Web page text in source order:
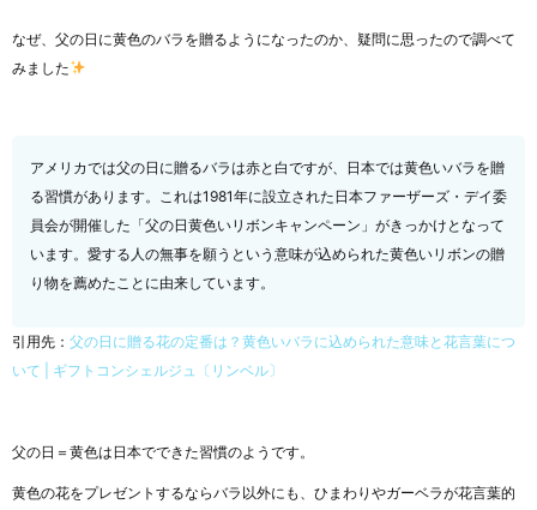
なぜ、父の日に黄色のバラを贈るようになったのか、疑問に思ったので調べて
みました
アメリカでは父の日に贈るバラは赤と白ですが、日本では黄色いバラを贈
る習慣があります。これは1981年に設立された日本ファーザーズ・デイ委
員会が開催した「父の日黄色いリボンキャンペーン」がきっかけとなって
います。愛する人の無事を願うという意味が込められた黄色いリボンの贈
り物を薦めたことに由来しています。
引用先： 父の日に贈る花の定番は？黄色いバラに込められた意味と花言葉につ
いて | ギフトコンシェルジュ〔リンベル〕
父の日＝黄色は日本でできた習慣のようです。
黄色の花をプレゼントするならバラ以外にも、ひまわりやガーベラが花言葉的